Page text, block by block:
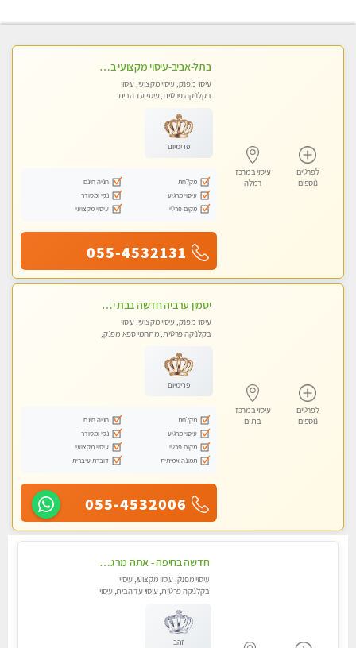
לפרטים
נוספים
עיסוי במרכז
רמלה
בתל-אביב-עיסוי מקצועי ברמה אחת מעל הכולל אבנים חמות רקמות עמוק בשילוב של כל סוגי העיסוי.
עיסוי מפנק, עיסוי מקצועי, עיסוי
בקלניקה פרטית, עיסוי עד הבית
פרימיום
מקלחת
חניה חינם
עיסוי מרגיע
נקי ומסודר
מקום פרטי
עיסוי מקצועי
055-4532131
לפרטים
נוספים
עיסוי במרכז
בת ים
יסמין ערביה חדשה בבת ים חדש חדש .כל סוגי העיסויים במקום הכי מושלם בעיר בת ים . highly recommended..new in the city
עיסוי מפנק, עיסוי מקצועי, עיסוי
בקלניקה פרטית, מתחמי ספא מפנק,
טנטרה
פרימיום
מקלחת
חניה חינם
עיסוי מרגיע
נקי ומסודר
מקום פרטי
עיסוי מקצועי
תמונה אמיתית
דוברת עיברית
055-4532006
חדשה בחיפה - אתה מרגיש עייף??? זה הזמן להתפנק בעיסוי מקצועי ברמה גבוהה- Highly recommended
עיסוי מפנק, עיסוי מקצועי, עיסוי
בקלניקה פרטית, עיסוי עד הבית, עיסוי
זהב